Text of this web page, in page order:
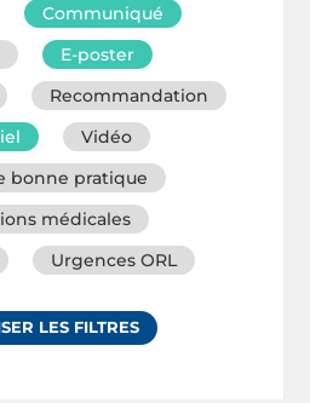
Communiqué
E-poster
Recommandation
Vidéo
bonne pratique
médicales
Urgences ORL
LES FILTRES